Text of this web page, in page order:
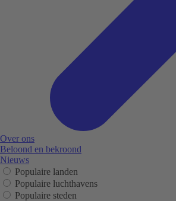
Over ons
Beloond en bekroond
Nieuws
Populaire landen
Populaire luchthavens
Populaire steden